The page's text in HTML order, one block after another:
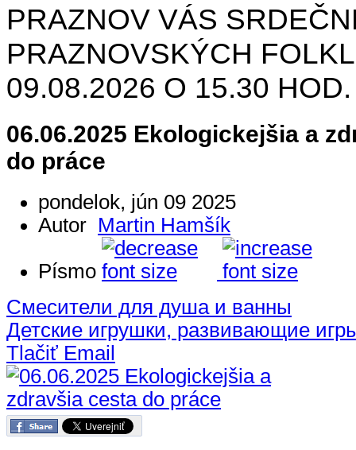
PRAZNOV VÁS
PRAZNOVSKÝCH
09.08.2026 O 15.30
06.06.2025 Ekologickejšia a
do práce
pondelok, jún 09 2025
Autor Martin Hamšík
Písmo
Смесители для душа и ванны
Детские игрушки, развивающие
Tlačiť Email